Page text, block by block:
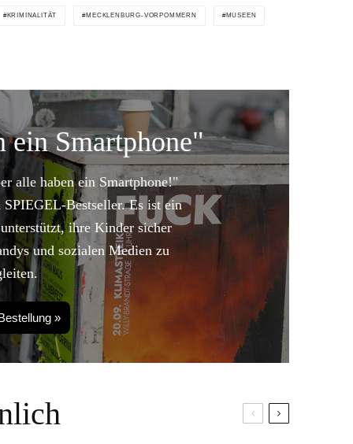
KRIMINALITÄT MECKLENBURG-VORPOMMERN MUSEEN
ein Smartphone"
alle haben ein Smartphone!"
Bestseller. Es ist ein
ihre Kinder sicher
und sozialen Medien zu
»